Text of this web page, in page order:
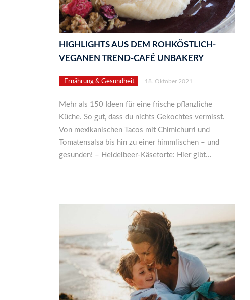
HIGHLIGHTS AUS DEM ROHKÖSTLICH-
VEGANEN TREND-CAFÉ UNBAKERY
Ernährung & Gesundheit 18. Oktober 2021
Mehr als 150 Ideen für eine frische pflanzliche
Küche. So gut, dass du nichts Gekochtes vermisst.
Von mexikanischen Tacos mit Chimichurri und
Tomatensalsa bis hin zu einer himmlischen – und
gesunden! – Heidelbeer-Käsetorte: Hier gibt…